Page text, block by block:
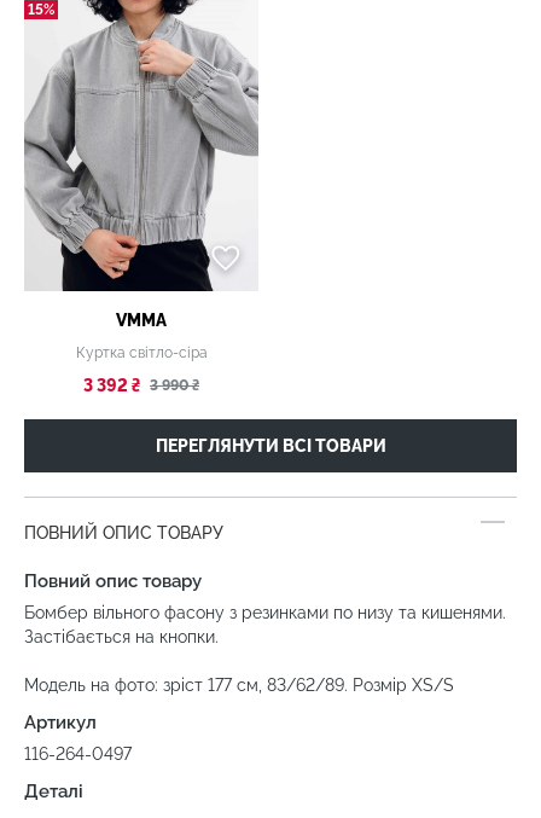
15%
VMMA
Куртка світло-сіра
3 392 ₴ 3 990 ₴
ПЕРЕГЛЯНУТИ ВСІ ТОВАРИ
ПОВНИЙ ОПИС ТОВАРУ
Повний опис товару
Бомбер вільного фасону з резинками по низу та кишенями.
Застібається на кнопки.
Модель на фото: зріст 177 см, 83/62/89. Розмір XS/S
Артикул
116-264-0497
Деталі